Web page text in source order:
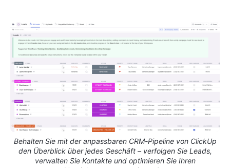
Behalten Sie mit der anpassbaren CRM-Pipeline von ClickUp
den Überblick über jedes Geschäft – verfolgen Sie Leads,
verwalten Sie Kontakte und optimieren Sie Ihren